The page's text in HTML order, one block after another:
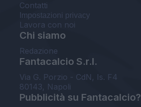
Contatti
Impostazioni privacy
Lavora con noi
Chi siamo
Redazione
Fantacalcio S.r.l.
Via G. Porzio - CdN, Is. F4
80143, Napoli
Pubblicità su Fantacalcio?